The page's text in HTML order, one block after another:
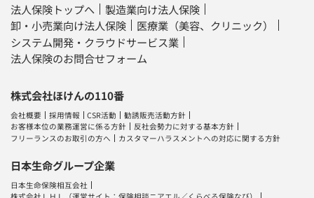
法人保険トップへ
製造業向け法人保険
卸・小売業向け法人保険
医療業（美容、クリニック）
システム開発・クラウドサービス業
法人保険のお問合せフォーム
株式会社ほけんの110番
会社概要 採用情報 CSR活動
勧誘販売活動方針
お客様本位の業務運営に係る方針
反社会勢力に対する基本方針
フリーランスのお取引の方へ
カスタマーハラスメントへの対応に関する方針
日本生命グループ企業
日本生命保険相互会社